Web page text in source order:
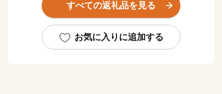
水産加工業が盛んで、みりん干し、いわしのゴマ漬
が、訪れる人々を魅了しつづけています。また、農業も
盛んで、味が自慢の新鮮な野菜をはじめ、米、メロン、
すべての返礼品を見る
お気に入りに追加する